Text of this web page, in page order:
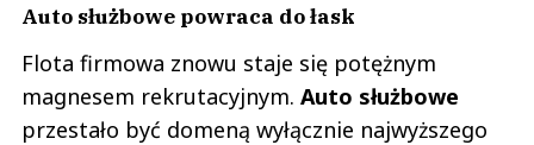
Auto służbowe powraca do łask
Flota firmowa znowu staje się potężnym
magnesem rekrutacyjnym. Auto służbowe
przestało być domeną wyłącznie najwyższego